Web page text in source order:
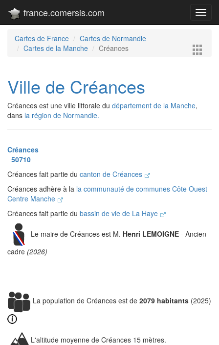
france.comersis.com
Cartes de France
Cartes de Normandie
Cartes de la Manche
Créances
Ville de Créances
Créances est une ville littorale du département de la Manche,
dans la région de Normandie.
Créances
50710
Créances fait partie du canton de Créances
Créances adhère à la la communauté de communes Côte Ouest
Centre Manche
Créances fait partie du bassin de vie de La Haye
Le maire de Créances est M. Henri LEMOIGNE - Ancien
cadre (2026)
La population de Créances est de 2079 habitants (2025)
L'altitude moyenne de Créances 15 mètres.